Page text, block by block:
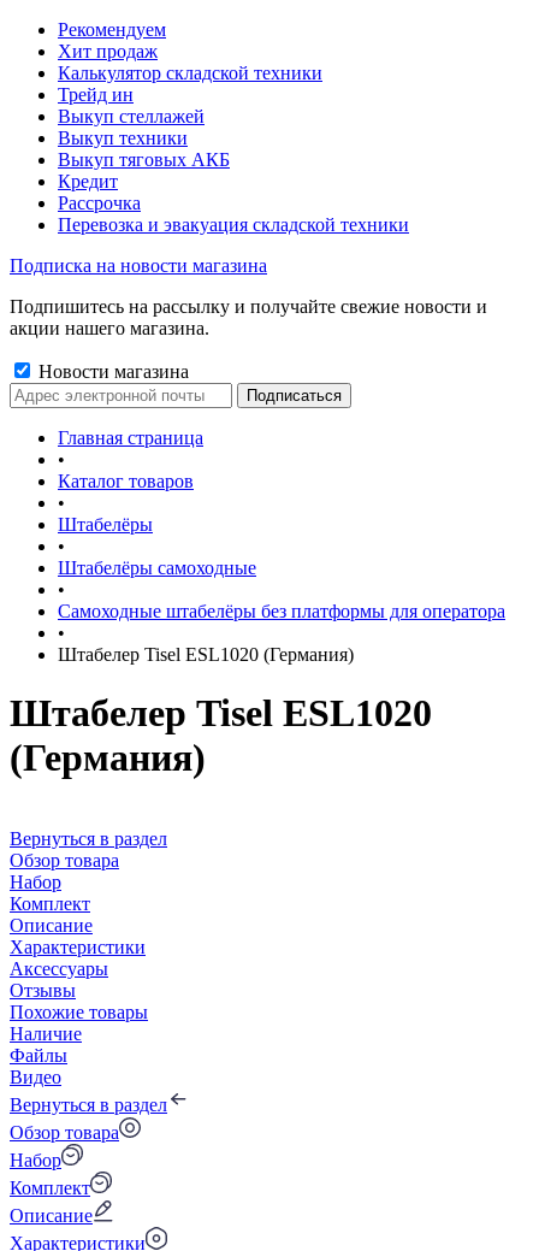
Рекомендуем
Хит продаж
Калькулятор складской техники
Трейд ин
Выкуп стеллажей
Выкуп техники
Выкуп тяговых АКБ
Кредит
Рассрочка
Перевозка и эвакуация складской техники
Подписка на новости магазина
Подпишитесь на рассылку и получайте свежие новости и
акции нашего магазина.
Новости магазина
Главная страница
•
Каталог товаров
•
Штабелёры
•
Штабелёры самоходные
•
Самоходные штабелёры без платформы для оператора
•
Штабелер Tisel ESL1020 (Германия)
Штабелер Tisel ESL1020
(Германия)
Вернуться в раздел
Обзор товара
Набор
Комплект
Описание
Характеристики
Аксессуары
Отзывы
Похожие товары
Наличие
Файлы
Видео
Вернуться в раздел
Обзор товара
Набор
Комплект
Описание
Характеристики